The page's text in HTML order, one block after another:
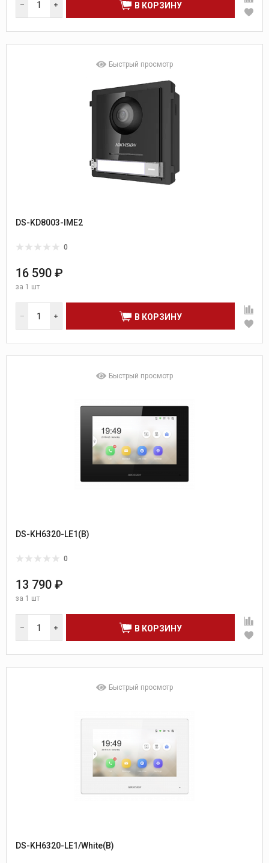
В КОРЗИНУ
Быстрый просмотр
DS-KD8003-IME2
0
16 590 ₽
за 1 шт
В КОРЗИНУ
Быстрый просмотр
DS-KH6320-LE1(B)
0
13 790 ₽
за 1 шт
В КОРЗИНУ
Быстрый просмотр
DS-KH6320-LE1/White(B)